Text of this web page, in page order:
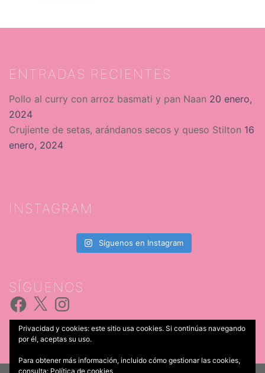
ENTRADAS RECIENTES
Pollo al curry con arroz basmati y pan Naan 20 enero,
2024
Crujiente de setas, arándanos secos y queso Stilton 16
enero, 2024
INSTAGRAM
Síguenos en Instagram
SÍGUENOS
Facebook
X Instagram
Privacidad y cookies: este sitio usa cookies. Si continúas navegando
por él, aceptas su uso.
Para obtener más información, incluido cómo gestionar las cookies,
consulta: Política de cookies